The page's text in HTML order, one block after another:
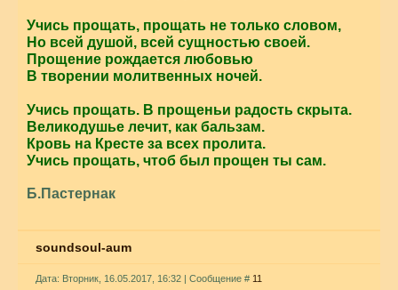
Учись прощать, прощать не только словом,
Но всей душой, всей сущностью своей.
Прощение рождается любовью
В творении молитвенных ночей.
Учись прощать. В прощеньи радость скрыта.
Великодушье лечит, как бальзам.
Кровь на Кресте за всех пролита.
Учись прощать, чтоб был прощен ты сам.
Б.Пастернак
soundsoul-aum
Дата: Вторник, 16.05.2017, 16:32 | Сообщение # 11